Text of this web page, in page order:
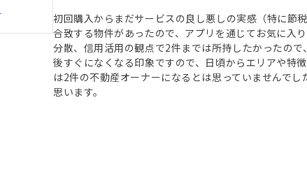
初回購入からまだサービスの良し悪しの実感（特に節
合致する物件があったので、アプリを通じてお気に入
分散、信用活用の観点で2件までは所持したかったの
後すぐになくなる印象ですので、日頃からエリアや特
は2件の不動産オーナーになるとは思っていませんで
思います。